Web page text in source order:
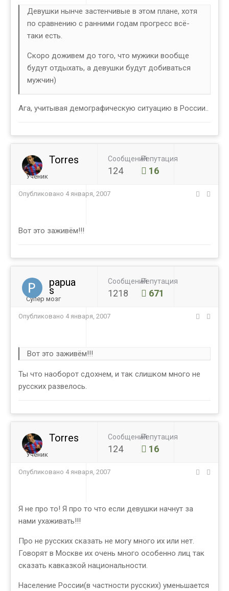
Девушки нынче застенчивые в этом плане, хотя
по сравнению с ранними годам прогресс всё-
таки есть.
Скоро доживем до того, что мужики вообще
будут отдыхать, а девушки будут добиваться
мужчин)
Ага, учитывая демографическую ситуацию в России..
Torres
Ученик
Сообщений
124
Репутация
16
Опубликовано 4 января, 2007
Вот это заживём!!!
papua
s
Супер мозг
Сообщений
1218
Репутация
671
Опубликовано 4 января, 2007
Вот это заживём!!!
Ты что наоборот сдохнем, и так слишком много не
русских развелось.
Torres
Ученик
Сообщений
124
Репутация
16
Опубликовано 4 января, 2007
Я не про то! Я про то что если девушки начнут за
нами ухаживать!!!
Про не русских сказать не могу много их или нет.
Говорят в Москве их очень много особенно лиц так
сказать кавказкой национальности.
Население России(в частности русских) уменьшается